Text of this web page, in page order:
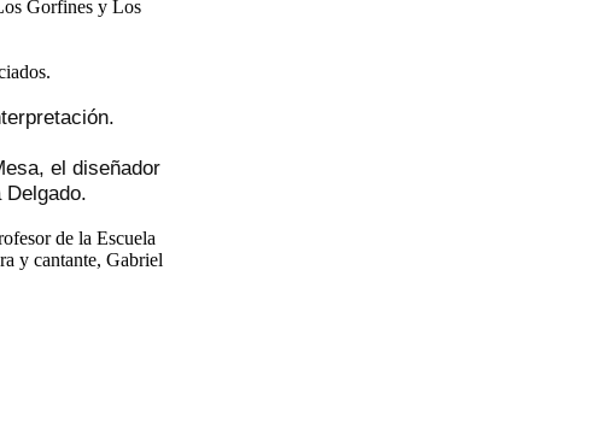
Gorfines y Los
el diseñador
de la Escuela
y cantante, Gabriel